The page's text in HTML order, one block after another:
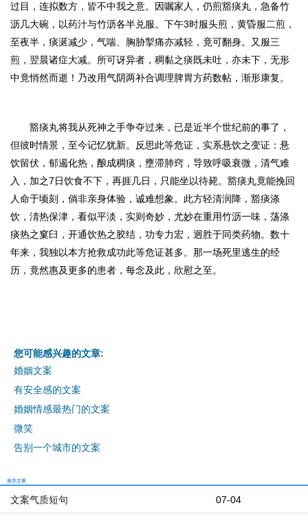
过目，连拟数方，皆不中我之意。因嘱家人，仍煎豁痰丸，急备竹
沥几大碗，以药汁与竹沥各半兑服。下午3时服头煎，黄昏服二煎，
至夜半，痰涎减少，气喘、胸胁掣痛亦减轻，竟可翻身。又服三
煎，翌晨诸症大减。所可讶异者，稠黏之痰既未吐，亦未下，无形
中竟悄然而逝！乃改用气阴两补合调理脾胃方药数帖，渐形康复。
豁痰丸将我从死神之手争夺过来，已是近半个世纪前的事了，
但彼时情景，至今记忆犹新。反思此等危证，实系悬饮之变证：悬
饮留伏，郁遏化热，酿成稠痰，壅滞肺窍，导致呼吸衰微，清气难
入，加之7日饮食不下，再捱几日，只能坐以待毙。豁痰丸竟能挽回
人命于顷刻，倘非亲身体验，诚难想象。 此方轻清润降，豁痰涤
饮，淸热保津，看似平淡，实则奇妙，尤妙在重用竹沥一味，荡涤
痰热之窠臼，开通饮热之胶结，功专力宏，迥胜于同类药物。 数十
年来，我独以本方抢救成功此等危证甚多。那一场死里逃生的经
历，竟然惠及更多的患者，每念及此，欣慰之至。
您可能感兴趣的文章:
婚姻文案
有安全感的文案
婚姻情感最热门的文案
微笑
告别一个城市的文案
相关文章
07-04
文案气质短句